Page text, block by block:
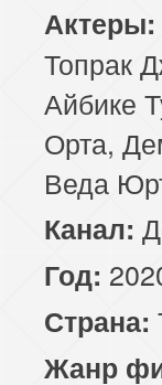
Актеры:
Топрак
Айбике
Орта,
Веда
Канал:
Год:
Страна:
Жанр